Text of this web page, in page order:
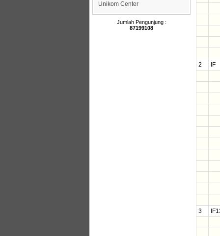
Unikom Center
Jumlah Pengunjung :
87199108
2 IF
3